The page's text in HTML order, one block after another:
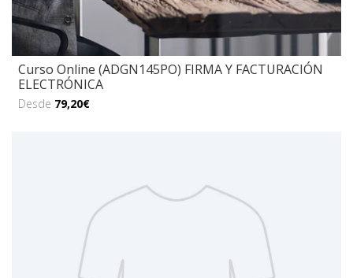
Curso Online (ADGN145PO) FIRMA Y FACTURACIÓN
ELECTRÓNICA
Desde 79,20€